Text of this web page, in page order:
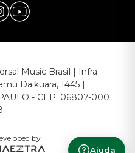
Ajuda
Music Brasil | Infra
Daikuara, 1445 |
- CEP: 06807-000
by